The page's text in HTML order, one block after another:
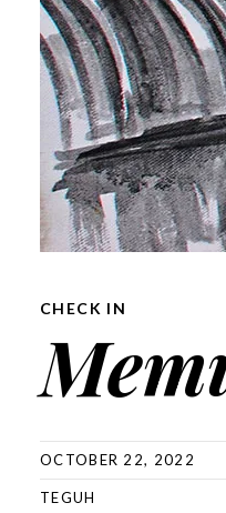
CHECK IN
OCTOBER 22, 2022
TEGUH